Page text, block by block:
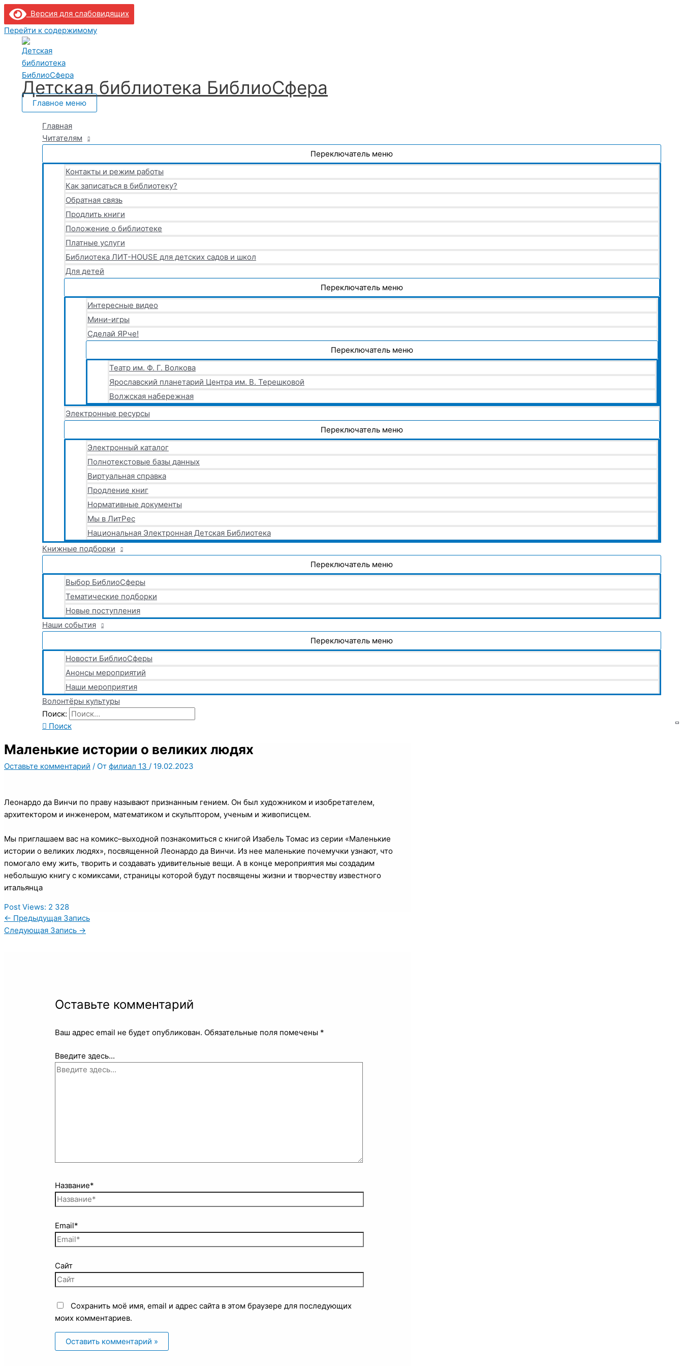
Версия для слабовидящих
Перейти к содержимому
Детская библиотека БиблиоСфера
Главное меню
Главная
Читателям
Переключатель меню
Контакты и режим работы
Как записаться в библиотеку?
Обратная связь
Продлить книги
Положение о библиотеке
Платные услуги
Библиотека ЛИТ-HOUSE для детских садов и школ
Для детей
Переключатель меню
Интересные видео
Мини-игры
Сделай ЯРче!
Переключатель меню
Театр им. Ф. Г. Волкова
Ярославский планетарий Центра им. В. Терешковой
Волжская набережная
Электронные ресурсы
Переключатель меню
Электронный каталог
Полнотекстовые базы данных
Виртуальная справка
Продление книг
Нормативные документы
Мы в ЛитРес
Национальная Электронная Детская Библиотека
Книжные подборки
Переключатель меню
Выбор БиблиоСферы
Тематические подборки
Новые поступления
Наши события
Переключатель меню
Новости БиблиоСферы
Анонсы мероприятий
Наши мероприятия
Волонтёры культуры
Поиск:
Поиск
Маленькие истории о великих людях
Оставьте комментарий / От филиал 13 / 19.02.2023
Леонардо да Винчи по праву называют признанным гением. Он был художником и изобретателем,
архитектором и инженером, математиком и скульптором, ученым и живописцем.
Мы приглашаем вас на комикс–выходной познакомиться с книгой Изабель Томас из серии «Маленькие
истории о великих людях», посвященной Леонардо да Винчи. Из нее маленькие почемучки узнают, что
помогало ему жить, творить и создавать удивительные вещи. А в конце мероприятия мы создадим
небольшую книгу с комиксами, страницы которой будут посвящены жизни и творчеству известного
итальянца
Post Views: 2 328
← Предыдущая Запись
Следующая Запись →
Оставьте комментарий
Ваш адрес email не будет опубликован. Обязательные поля помечены *
Введите здесь...
Название*
Email*
Сайт
Сохранить моё имя, email и адрес сайта в этом браузере для последующих
моих комментариев.